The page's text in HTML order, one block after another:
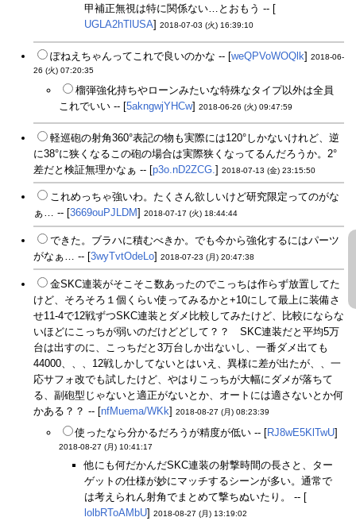
甲補正無視は特に関係ない…とおもう -- [
UGLA2hTlUSA] 2018-07-03 (火) 16:39:10
ぽねえちゃんってこれで良いのかな -- [weQPVoWOQlk] 2018-06-
26 (火) 07:20:35
榴弾強化持ちやローンみたいな特殊なタイプ以外は全員
これでいい -- [5akngwjYHCw] 2018-06-26 (火) 09:47:59
軽巡砲の射角360°表記の物も実際には120°しかないけれど、逆
に38°に狭くなるこの砲の場合は実際狭くなってるんだろうか。2°
差だと検証無理かなぁ -- [p3o.nD2ZCG. ] 2018-07-13 (金) 23:15:50
これめっちゃ強いわ。たくさん欲しいけど研究限定ってのがな
ぁ… -- [3669ouPJLDM] 2018-07-17 (火) 18:44:44
できた。ブラハに積むべきか。でも今から強化するにはパーツ
がなぁ… -- [3wyTvtOdeLo] 2018-07-23 (月) 20:47:38
金SKC連装がそこそこ数あったのでこっちは作らず放置してた
けど、そろそろ１個くらい使ってみるかと+10にして最上に装備さ
せ11-4で12戦ずつSKC連装とダメ比較してみたけど、比較にならな
いほどにこっちが弱いのだけどどして？？ SKC連装だと平均5万
台は出すのに、こっちだと3万台しか出ないし、一番ダメ出ても
44000、、、12戦しかしてないとはいえ、異様に差が出たが、、一
応サフォ改でも試したけど、やはりこっちが大幅にダメが落ちて
る、副砲型じゃないと適正がないとか、オートには適さないとか何
かある？？ -- [nfMuema/WKk] 2018-08-27 (月) 08:23:39
使ったなら分かるだろうが精度が低い -- [RJ8wE5KlTwU]
2018-08-27 (月) 10:41:17
他にも何だかんだSKC連装の射撃時間の長さと、ター
ゲットの仕様が妙にマッチするシーンが多い。通常で
は考えられん射角でまとめて撃ちぬいたり。 -- [
lolbRToAMbU] 2018-08-27 (月) 13:19:02